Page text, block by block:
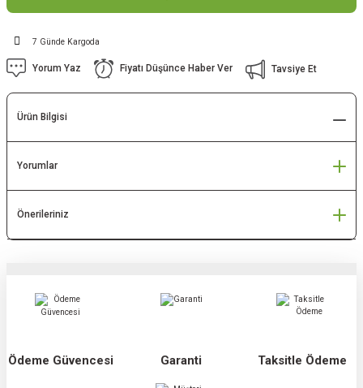
7 Günde Kargoda
Yorum Yaz Fiyatı Düşünce Haber Ver Tavsiye Et
Ürün Bilgisi
Yorumlar
Önerileriniz
Ödeme Güvencesi Garanti Taksitle Ödeme